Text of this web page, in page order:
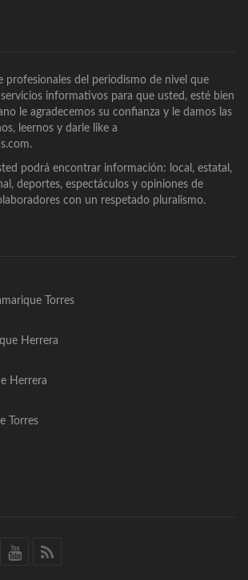
profesionales del periodismo de nivel que
informativos para que usted, esté bien
le agradecemos su confianza y le damos las
leernos y darle like a
podrá encontrar información: local, estatal,
deportes, espectáculos y opiniones de
con un respetado pluralismo.
Torres
Herrera
Herrera
Torres